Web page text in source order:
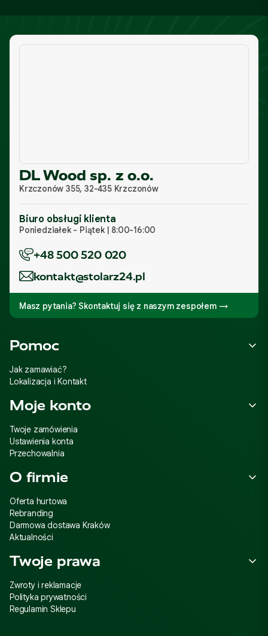
DL Wood sp. z o.o.
Krzczonów 355, 32-435 Krzczonów
Biuro obsługi klienta
Poniedziałek - Piątek | 8:00-16:00
+48 500 520 020
kontakt@stolarz24.pl
Masz pytania? Skontaktuj się z naszym zespołem →
Linki w stopce
Pomoc
Jak zamawiać?
Lokalizacja i Kontakt
Moje konto
Twoje zamówienia
Ustawienia konta
Przechowalnia
O firmie
Oferta hurtowa
Rebranding
Darmowa dostawa Kraków
Aktualności
Twoje prawa
Zwroty i reklamacje
Polityka prywatności
Regulamin Sklepu